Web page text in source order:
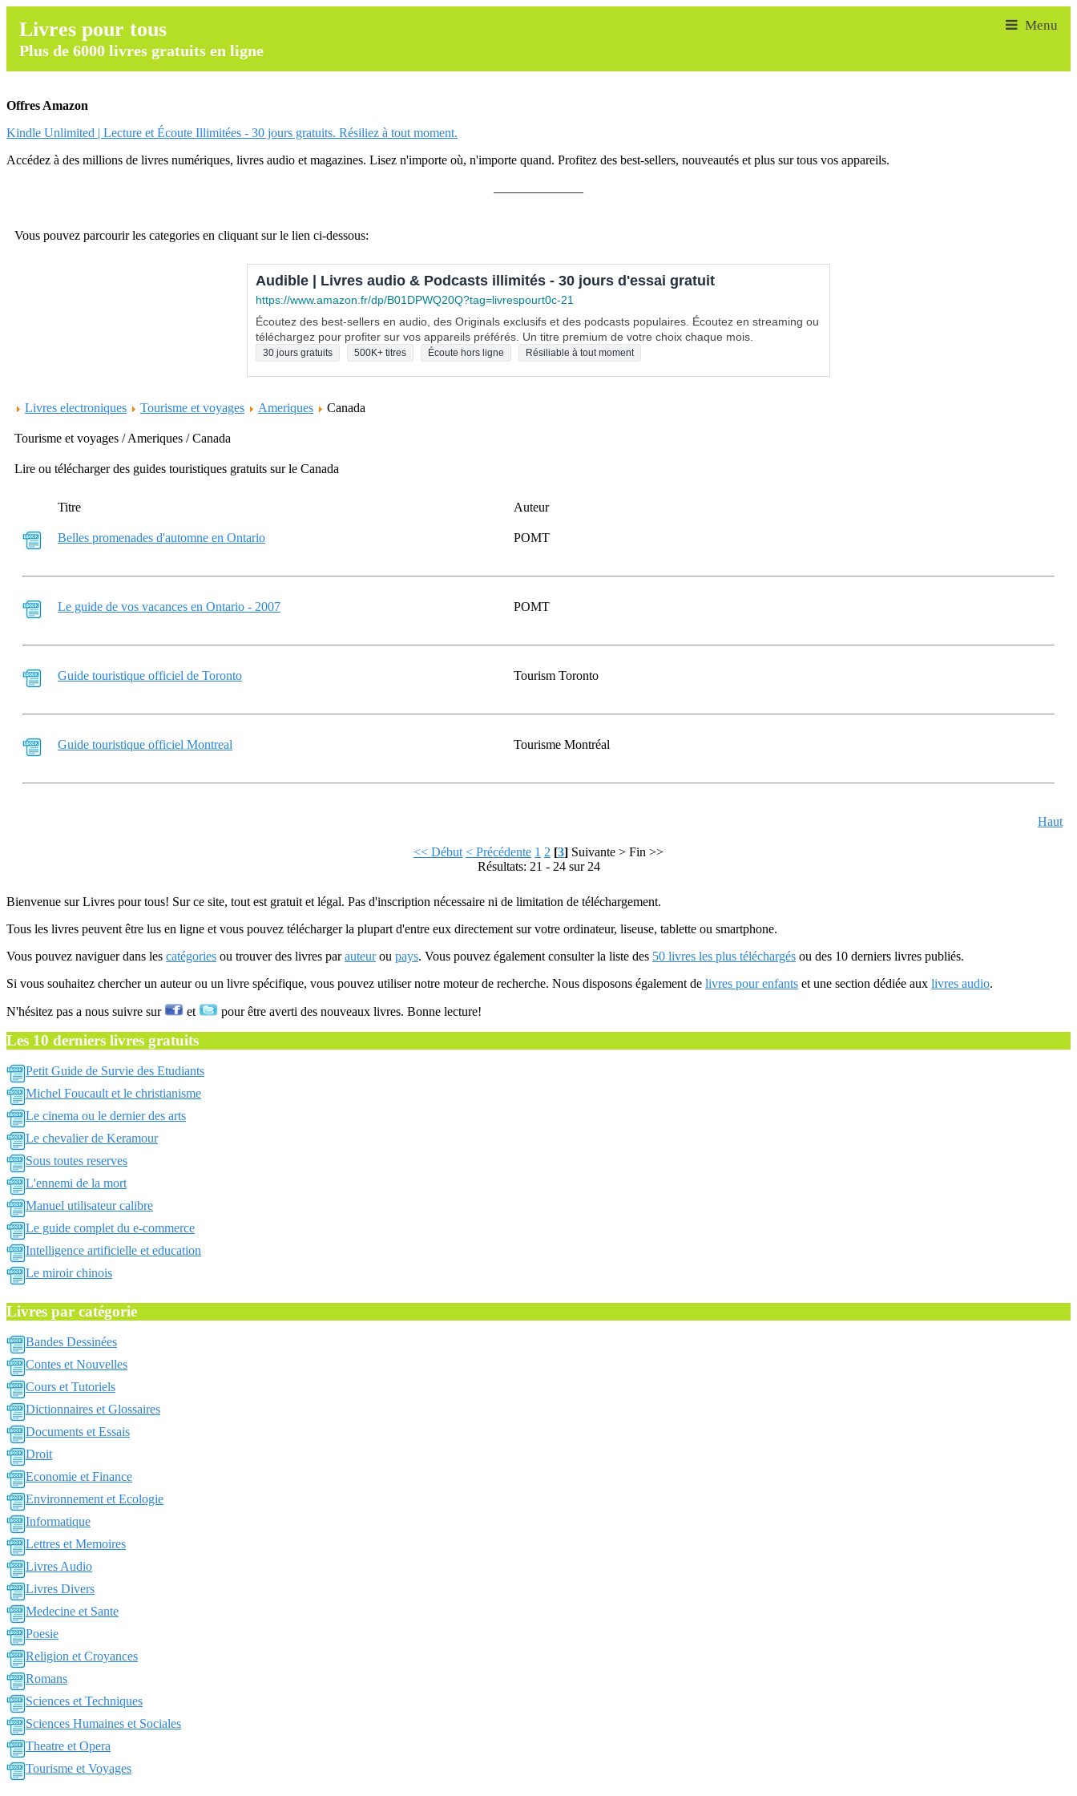
Livres pour tous
Plus de 6000 livres gratuits en ligne
Offres Amazon
Kindle Unlimited | Lecture et Écoute Illimitées - 30 jours gratuits. Résiliez à tout moment.
Accédez à des millions de livres numériques, livres audio et magazines. Lisez n'importe où, n'importe quand. Profitez des best-sellers, nouveautés et plus sur tous vos appareils.
Vous pouvez parcourir les categories en cliquant sur le lien ci-dessous:
Audible | Livres audio & Podcasts illimités - 30 jours d'essai gratuit
https://www.amazon.fr/dp/B01DPWQ20Q?tag=livrespourt0c-21
Écoutez des best-sellers en audio, des Originals exclusifs et des podcasts populaires. Écoutez en streaming ou
téléchargez pour profiter sur vos appareils préférés. Un titre premium de votre choix chaque mois.
30 jours gratuits 500K+ titres Écoute hors ligne Résiliable à tout moment
Livres electroniques Tourisme et voyages Ameriques Canada
Tourisme et voyages / Ameriques / Canada
Lire ou télécharger des guides touristiques gratuits sur le Canada
Titre Auteur
Belles promenades d'automne en Ontario POMT
Le guide de vos vacances en Ontario - 2007 POMT
Guide touristique officiel de Toronto Tourism Toronto
Guide touristique officiel Montreal Tourisme Montréal
Haut
<< Début < Précédente 1 2 [3] Suivante > Fin >>
Résultats: 21 - 24 sur 24
Bienvenue sur Livres pour tous! Sur ce site, tout est gratuit et légal. Pas d'inscription nécessaire ni de limitation de téléchargement.
Tous les livres peuvent être lus en ligne et vous pouvez télécharger la plupart d'entre eux directement sur votre ordinateur, liseuse, tablette ou smartphone.
Vous pouvez naviguer dans les catégories ou trouver des livres parauteurou pays. Vous pouvez également consulter la liste des 50 livres les plus téléchargés ou des 10 derniers livres publiés.
Si vous souhaitez chercher un auteur ou un livre spécifique, vous pouvez utiliser notre moteur de recherche. Nous disposons également de livres pour enfants et une section dédiée aux livres audio.
N'hésitez pas a nous suivre sur et pour être averti des nouveaux livres. Bonne lecture!
Les 10 derniers livres gratuits
Petit Guide de Survie des Etudiants
Michel Foucault et le christianisme
Le cinema ou le dernier des arts
Le chevalier de Keramour
Sous toutes reserves
L'ennemi de la mort
Manuel utilisateur calibre
Le guide complet du e-commerce
Intelligence artificielle et education
Le miroir chinois
Livres par catégorie
Bandes Dessinées
Contes et Nouvelles
Cours et Tutoriels
Dictionnaires et Glossaires
Documents et Essais
Droit
Economie et Finance
Environnement et Ecologie
Informatique
Lettres et Memoires
Livres Audio
Livres Divers
Medecine et Sante
Poesie
Religion et Croyances
Romans
Sciences et Techniques
Sciences Humaines et Sociales
Theatre et Opera
Tourisme et Voyages